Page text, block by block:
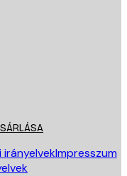
irányelvekImpresszum